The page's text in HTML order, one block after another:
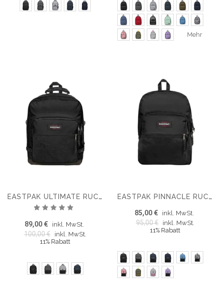
Mehr
EASTPAK ULTIMATE RUCKSACK
Bewertung:
89,00 € inkl. MwSt.
100,00 €
inkl. MwSt.
11% Rabatt
EASTPAK PINNACLE RUCKSACK
85,00 € inkl. MwSt.
95,00 €
inkl. MwSt.
11% Rabatt